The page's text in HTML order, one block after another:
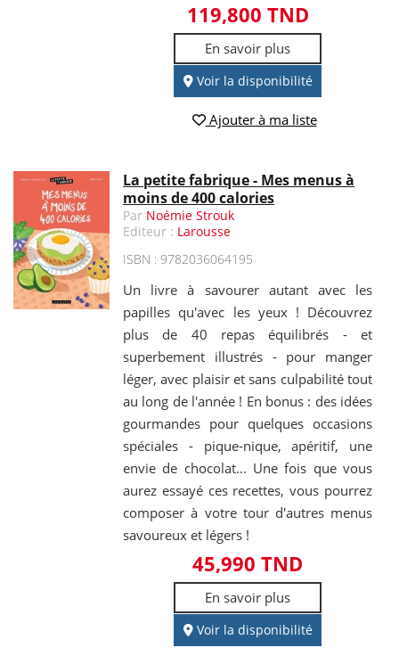
119,800 TND
En savoir plus
Voir la disponibilité
Ajouter à ma liste
La petite fabrique - Mes menus à
moins de 400 calories
Par Noémie Strouk
Editeur : Larousse
ISBN : 9782036064195
Un livre à savourer autant avec les
papilles qu'avec les yeux ! Découvrez
plus de 40 repas équilibrés - et
superbement illustrés - pour manger
léger, avec plaisir et sans culpabilité tout
au long de l'année ! En bonus : des idées
gourmandes pour quelques occasions
spéciales - pique-nique, apéritif, une
envie de chocolat... Une fois que vous
aurez essayé ces recettes, vous pourrez
composer à votre tour d'autres menus
savoureux et légers !
45,990 TND
En savoir plus
Voir la disponibilité